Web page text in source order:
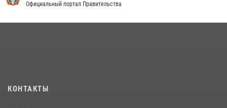
13 июля 2026, 10:22
Официальный портал Правительства
КОНТАКТЫ